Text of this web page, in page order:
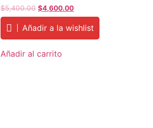
$5,400.00 Original
price
was:
$5,400.00.
$4,600.00Current
price
is:
$4,600.00.
Añadir a la wishlist
Añadir al carrito